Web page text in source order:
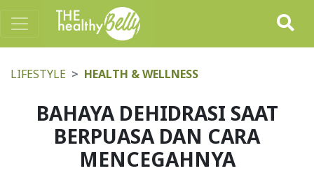
LIFESTYLE HEALTH & WELLNESS
BAHAYA DEHIDRASI SAAT
BERPUASA DAN CARA
MENCEGAHNYA